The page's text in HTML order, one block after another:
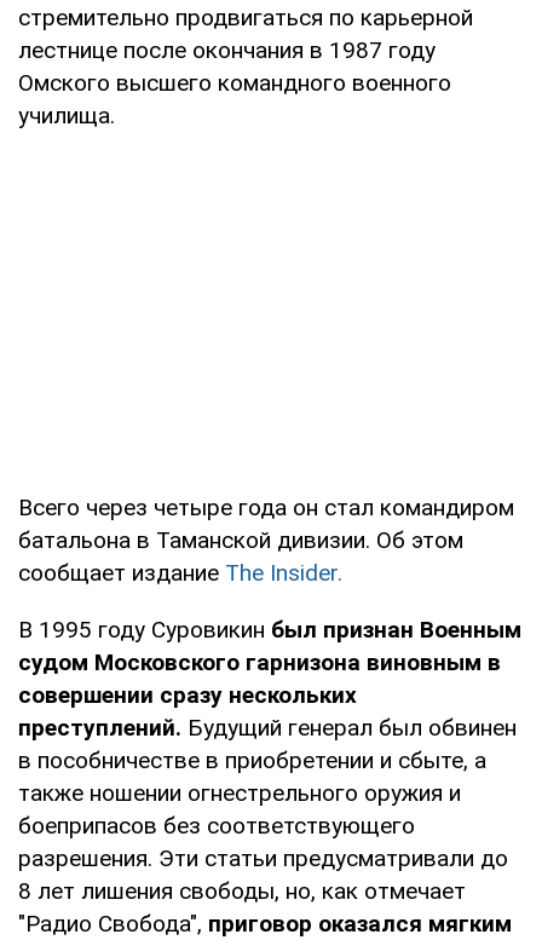
стремительно продвигаться по карьерной
лестнице после окончания в 1987 году
Омского высшего командного военного
училища.
Всего через четыре года он стал командиром
батальона в Таманской дивизии. Об этом
сообщает издание The Insider.
В 1995 году Суровикин был признан Военным
судом Московского гарнизона виновным в
совершении сразу нескольких
преступлений. Будущий генерал был обвинен
в пособничестве в приобретении и сбыте, а
также ношении огнестрельного оружия и
боеприпасов без соответствующего
разрешения. Эти статьи предусматривали до
8 лет лишения свободы, но, как отмечает
"Радио Свобода", приговор оказался мягким